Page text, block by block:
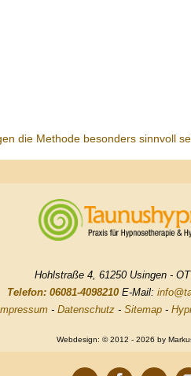
die Methode besonders sinnvoll
Hohlstraße 4, 61250 Usingen -
Telefon: 06081-4098210E-Mail:
- Datenschutz- Sitemap-
Webdesign: © 2012 - 2026 by